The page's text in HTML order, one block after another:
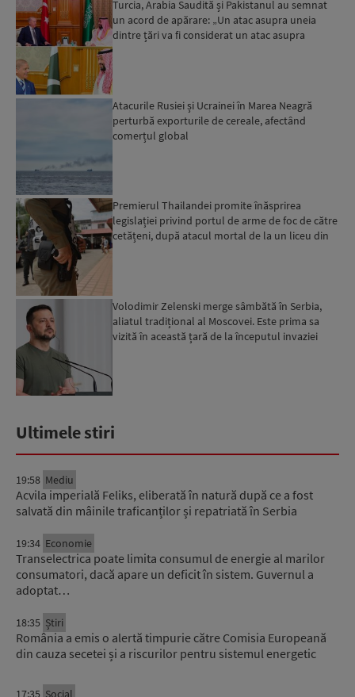
Turcia, Arabia Saudită și Pakistanul au semnat
un acord de apărare: „Un atac asupra uneia
dintre țări va fi considerat un atac asupra
Atacurile Rusiei și Ucrainei în Marea Neagră
perturbă exporturile de cereale, afectând
comerțul global
Premierul Thailandei promite înăsprirea
legislației privind portul de arme de foc de către
cetățeni, după atacul mortal de la un liceu din
Volodimir Zelenski merge sâmbătă în Serbia,
aliatul tradițional al Moscovei. Este prima sa
vizită în această țară de la începutul invaziei
Ultimele stiri
19:58 Mediu
Acvila imperială Feliks, eliberată în natură după ce a fost
salvată din mâinile traficanților și repatriată în Serbia
19:34 Economie
Transelectrica poate limita consumul de energie al marilor
consumatori, dacă apare un deficit în sistem. Guvernul a
adoptat…
18:35 Știri
România a emis o alertă timpurie către Comisia Europeană
din cauza secetei și a riscurilor pentru sistemul energetic
17:35 Social